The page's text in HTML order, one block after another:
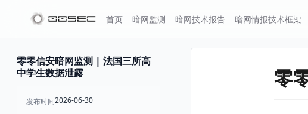
首页 暗网监测 暗网技术报告 暗网情报技术框架
零零信安暗网监测 | 法国三所高
中学生数据泄露
发布时间2026-06-30
零